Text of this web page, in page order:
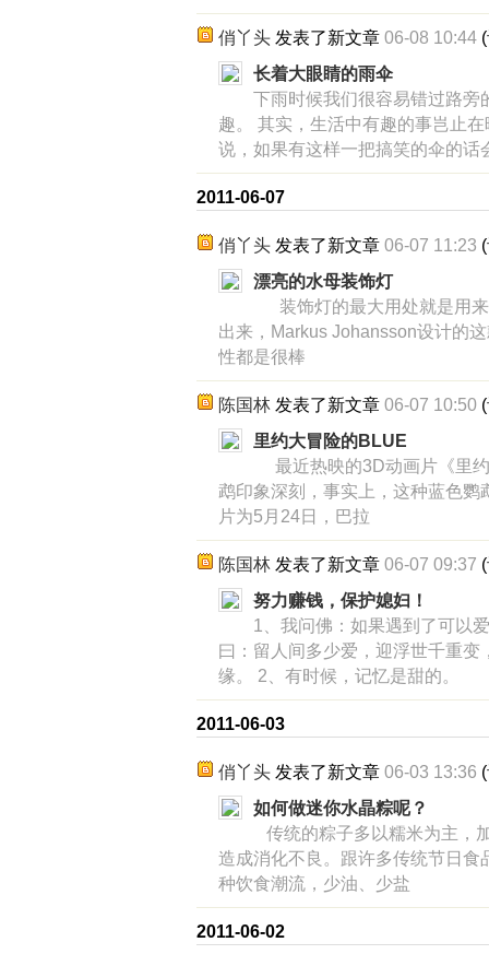
俏丫头 发表了新文章 06-08 10:44 (
长着大眼睛的雨伞
下雨时候我们很容易错过路旁
趣。 其实，生活中有趣的事岂止
说，如果有这样一把搞笑的伞的话
2011-06-07
俏丫头 发表了新文章 06-07 11:23 (
漂亮的水母装饰灯
装饰灯的最大用处就是用来
出来，Markus Johansson设计的
性都是很棒
陈国林 发表了新文章 06-07 10:50 (
里约大冒险的BLUE
最近热映的3D动画片《里
鹉印象深刻，事实上，这种蓝色
片为5月24日，巴拉
陈国林 发表了新文章 06-07 09:37 (
努力赚钱，保护媳妇！
1、我问佛：如果遇到了可以
曰：留人间多少爱，迎浮世千重
缘。 2、有时候，记忆是甜的。
2011-06-03
俏丫头 发表了新文章 06-03 13:36 (
如何做迷你水晶粽呢？
传统的粽子多以糯米为主，
造成消化不良。跟许多传统节日
种饮食潮流，少油、少盐
2011-06-02